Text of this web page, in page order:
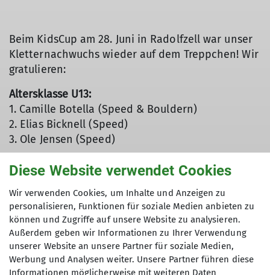
Beim KidsCup am 28. Juni in Radolfzell war unser
Kletternachwuchs wieder auf dem Treppchen! Wir
gratulieren:
Altersklasse U13:
1. ‎Camille Botella (Speed & Bouldern)
2. Elias Bicknell (Speed)
3. Ole Jensen (Speed)
Altersklasse U11:
2. ‎Carlos Aschenbrenner (Speed)
Altersklasse U9:
1. ‎Valerie Epple (Speed & Bouldern)
Alle Ergebnisse des KidsCup
Eine Woche später fand die ersteDeutsche
Diese Website verwendet Cookies
Wir verwenden Cookies, um Inhalte und Anzeigen zu
personalisieren, Funktionen für soziale Medien anbieten zu
können und Zugriffe auf unsere Website zu analysieren.
Außerdem geben wir Informationen zu Ihrer Verwendung
unserer Website an unsere Partner für soziale Medien,
Werbung und Analysen weiter. Unsere Partner führen diese
Informationen möglicherweise mit weiteren Daten